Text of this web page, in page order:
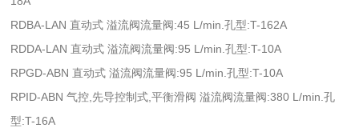
RDBA-LAN 直动式 溢流阀流量阀:45 L/min.孔型:T-162A
RDDA-LAN 直动式 溢流阀流量阀:95 L/min.孔型:T-10A
RPGD-ABN 直动式 溢流阀流量阀:95 L/min.孔型:T-10A
RPID-ABN 气控,先导控制式,平衡滑阀 溢流阀流量阀:380 L/min.孔
型:T-16A